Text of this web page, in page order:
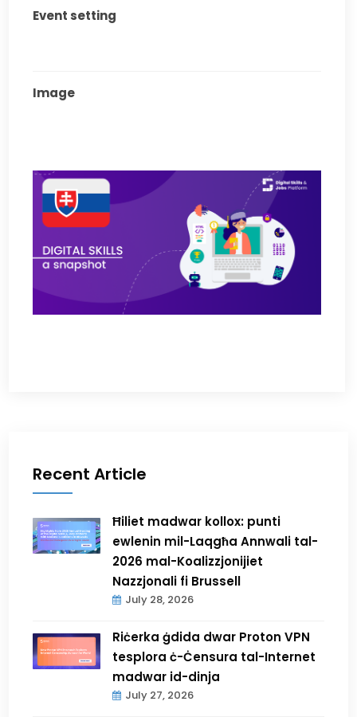
Event setting
Image
Recent Article
Ħiliet madwar kollox: punti
ewlenin mil-Laqgħa Annwali tal-
2026 mal-Koalizzjonijiet
Nazzjonali fi Brussell
July 28, 2026
Riċerka ġdida dwar Proton VPN
tesplora ċ-Ċensura tal-Internet
madwar id-dinja
July 27, 2026